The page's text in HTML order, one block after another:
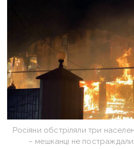
Росіяни обстріляли три
– мешканці не